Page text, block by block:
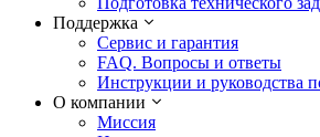
Поддержка
Сервис и гарантия
FAQ. Вопросы и ответы
Инструкции и руководства
О компании
Миссия